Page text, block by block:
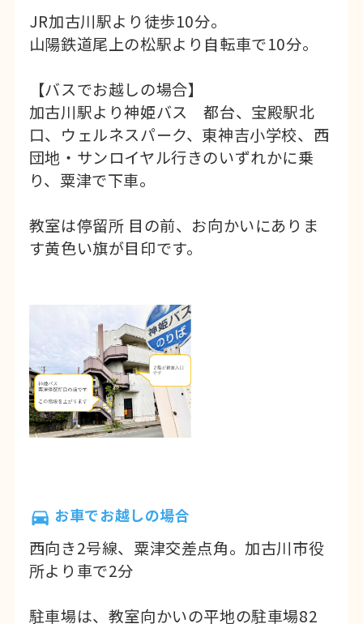
JR加古川駅より徒歩10分。
山陽鉄道尾上の松駅より自転車で10分。
【バスでお越しの場合】
加古川駅より神姫バス 都台、宝殿駅北
口、ウェルネスパーク、東神吉小学校、西
団地・サンロイヤル行きのいずれかに乗
り、粟津で下車。
教室は停留所 目の前、お向かいにありま
す黄色い旗が目印です。
お車でお越しの場合
西向き2号線、粟津交差点角。加古川市役
所より車で2分
駐車場は、教室向かいの平地の駐車場82